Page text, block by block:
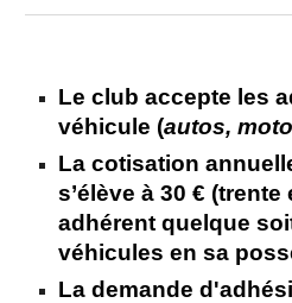
Le club accepte les
véhicule (autos,
La cotisation
s’élève à 30 €
adhérent quelque
véhicules en sa
La demande